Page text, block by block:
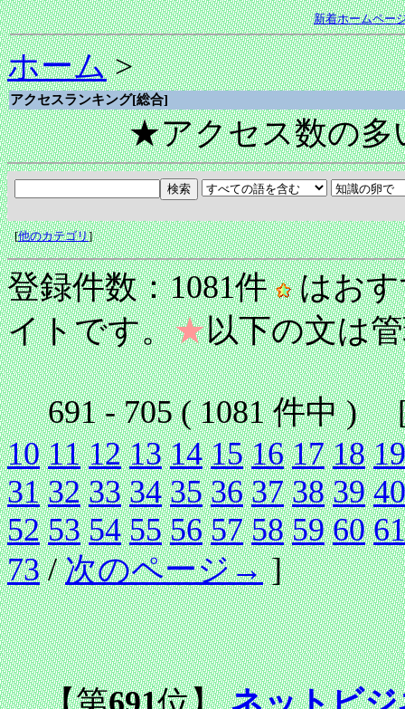
新着ホームペー
ホーム>
アクセスランキング[総合]
★アクセス数の多
[他のカテゴリ]
登録件数：1081件 はお
イトです。★以下の文は
691 - 705 ( 1081 件中 )
10 11 12 13 14 15 16 17 18 19
31 32 33 34 35 36 37 38 39 40
52 53 54 55 56 57 58 59 60 61
73/次のページ→]